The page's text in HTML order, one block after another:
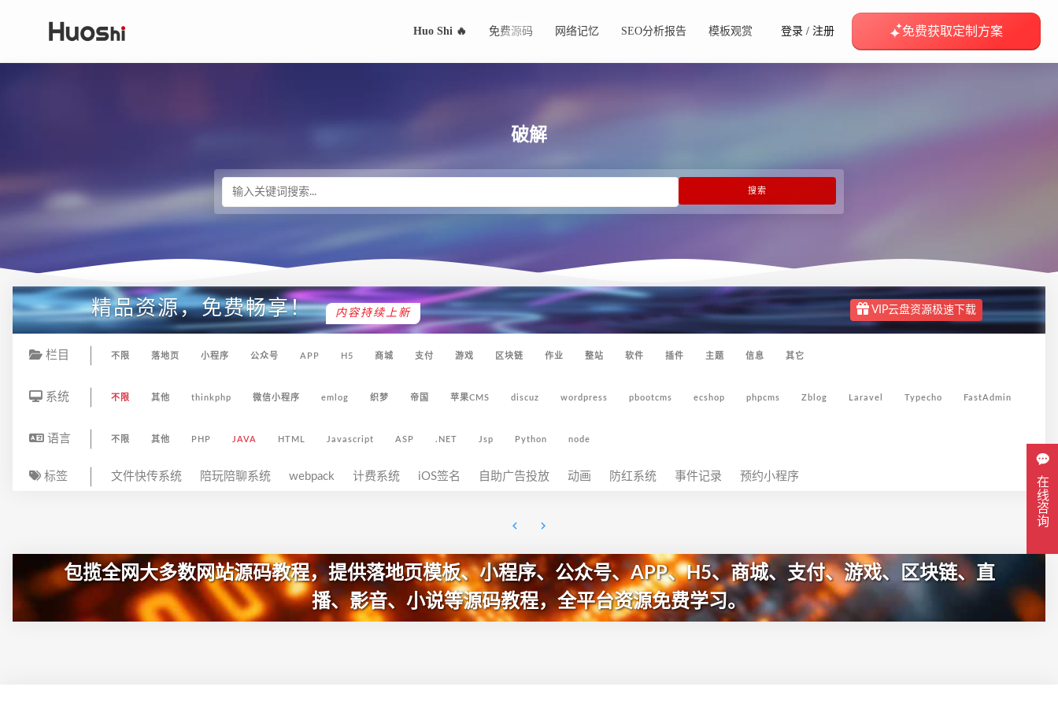
Huo Shi 🔥 免费源码 网络记忆 SEO分析报告 模板观赏 登录 / 注册 免费获取定制方案
破解
精品资源，免费畅享！ 内容持续上新 VIP云盘资源极速下载
栏目 不限 落地页 小程序 公众号 APP H5 商城 支付 游戏 区块链 作业 整站 软件 插件 主题 信息 其它
系统 不限 其他 thinkphp 微信小程序 emlog 织梦 帝国 苹果CMS discuz wordpress pbootcms ecshop phpcms Zblog Laravel Typecho FastAdmin
语言 不限 其他 PHP JAVA HTML Javascript ASP .NET Jsp Python node
标签 文件快传系统 陪玩陪聊系统 webpack 计费系统 iOS签名 自助广告投放 动画 防红系统 事件记录 预约小程序
包揽全网大多数网站源码教程，提供落地页模板、小程序、公众号、APP、H5、商城、支付、游戏、区块链、直
播、影音、小说等源码教程，全平台资源免费学习。
在线咨询